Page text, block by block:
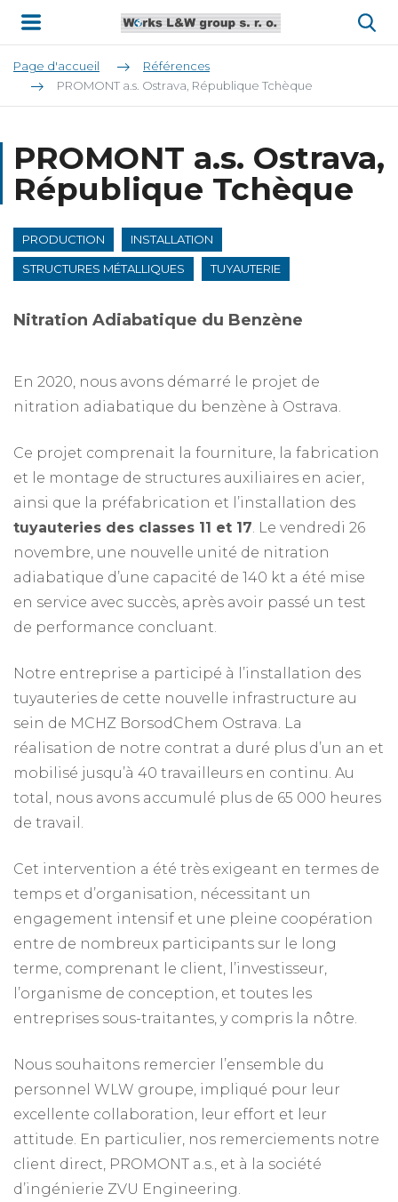
Page d'accueil
Références
PROMONT a.s. Ostrava, République Tchèque
PROMONT a.s. Ostrava,
République Tchèque
PRODUCTION INSTALLATION
STRUCTURES MÉTALLIQUES TUYAUTERIE
Nitration Adiabatique du Benzène
En 2020, nous avons démarré le projet de
nitration adiabatique du benzène à Ostrava.
Ce projet comprenait la fourniture, la fabrication
et le montage de structures auxiliaires en acier,
ainsi que la préfabrication et l’installation des
tuyauteries des classes 11 et 17. Le vendredi 26
novembre, une nouvelle unité de nitration
adiabatique d’une capacité de 140 kt a été mise
en service avec succès, après avoir passé un test
de performance concluant.
Notre entreprise a participé à l’installation des
tuyauteries de cette nouvelle infrastructure au
sein de MCHZ BorsodChem Ostrava. La
réalisation de notre contrat a duré plus d’un an et
mobilisé jusqu’à 40 travailleurs en continu. Au
total, nous avons accumulé plus de 65 000 heures
de travail.
Cet intervention a été très exigeant en termes de
temps et d’organisation, nécessitant un
engagement intensif et une pleine coopération
entre de nombreux participants sur le long
terme, comprenant le client, l’investisseur,
l’organisme de conception, et toutes les
entreprises sous-traitantes, y compris la nôtre.
Nous souhaitons remercier l’ensemble du
personnel WLW groupe, impliqué pour leur
excellente collaboration, leur effort et leur
attitude. En particulier, nos remerciements notre
client direct, PROMONT a.s., et à la société
d’ingénierie ZVU Engineering.